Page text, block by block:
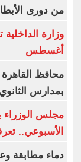
من دورى
أغسطس
محافظ
بمدارس
الأسبوعي..
دماء مطابقة